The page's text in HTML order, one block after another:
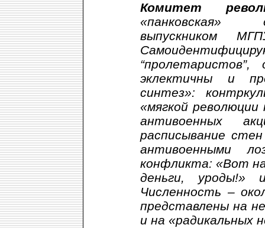
Комитет
«панковская»
выпускником
эклектичны и
синтез»:
«мягкой
антивоенных
расписывание
антивоенными
конфликта: «Вот
деньги, уроды!»
Численность –
представлены на
и на «радикальных